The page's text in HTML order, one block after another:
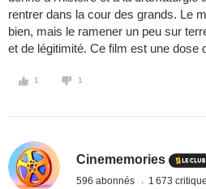
rentrer dans la cour des grands. Le
bien, mais le ramener un peu sur
et de légitimité. Ce film est une dose
1 1
Cinememories
596 abonnés 1 673